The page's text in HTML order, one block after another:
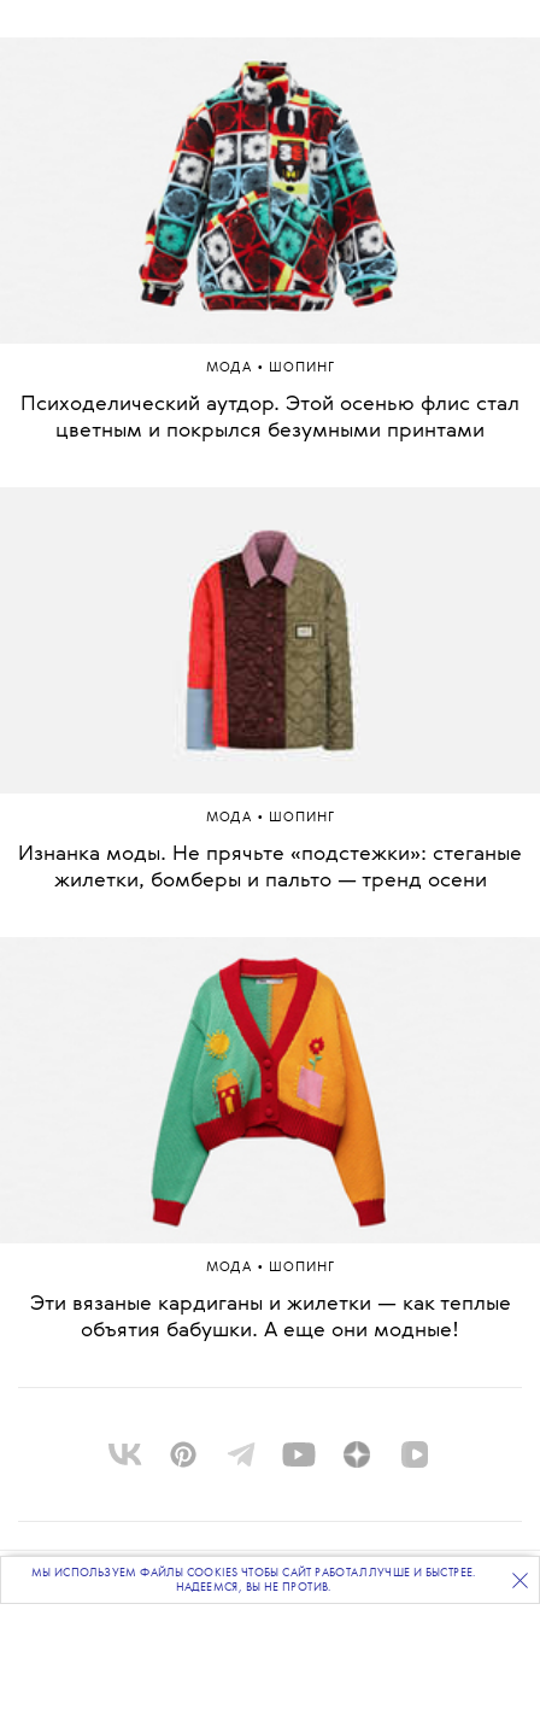
ПОДПИСЫВАЙТЕСЬНА НАШУ ВЕЧЕРНЮЮ РАССЫЛКУ
МОДА • ШОПИНГ
Психоделический аутдор. Этой осенью флис стал
цветным и покрылся безумными принтами
МОДА • ШОПИНГ
Изнанка моды. Не прячьте «подстежки»: стеганые
жилетки, бомберы и пальто — тренд осени
МОДА • ШОПИНГ
Эти вязаные кардиганы и жилетки — как теплые
объятия бабушки. А еще они модные!
О ПРОЕКТЕ
КОМАНДА
МЫ ИСПОЛЬЗУЕМ ФАЙЛЫ COOKIES ЧТОБЫ САЙТ РАБОТАЛ ЛУЧШЕ И БЫСТРЕЕ.
НАДЕЕМСЯ, ВЫ НЕ ПРОТИВ.